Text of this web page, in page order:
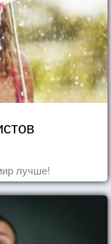
лучше!